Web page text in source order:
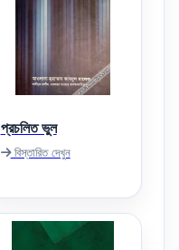
প্রচলিত ভুল
বিস্তারিত দেখুন